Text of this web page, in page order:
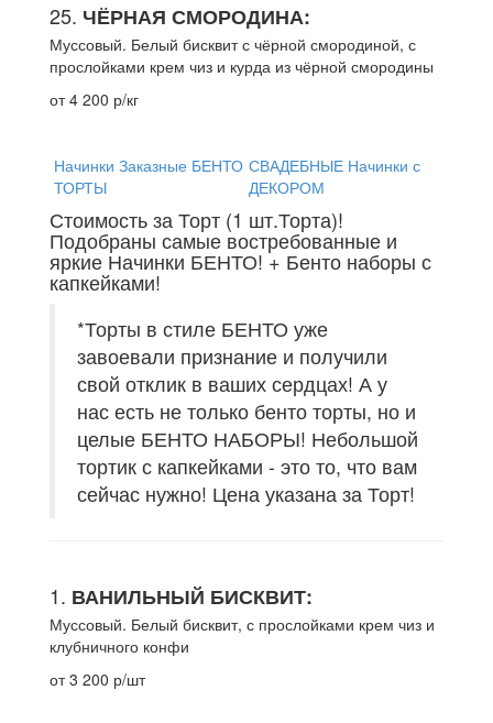
25. ЧЁРНАЯ СМОРОДИНА:
Муссовый. Белый бисквит с чёрной смородиной, с
прослойками крем чиз и курда из чёрной смородины
от 4 200 р/кг
Начинки Заказные БЕНТО
ТОРТЫ
СВАДЕБНЫЕ Начинки с
ДЕКОРОМ
Стоимость за Торт (1 шт.Торта)!
Подобраны самые востребованные и
яркие Начинки БЕНТО! + Бенто наборы с
капкейками!
*Торты в стиле БЕНТО уже
завоевали признание и получили
свой отклик в ваших сердцах! А у
нас есть не только бенто торты, но и
целые БЕНТО НАБОРЫ! Небольшой
тортик с капкейками - это то, что вам
сейчас нужно! Цена указана за Торт!
1. ВАНИЛЬНЫЙ БИСКВИТ:
Муссовый. Белый бисквит, с прослойками крем чиз и
клубничного конфи
от 3 200 р/шт